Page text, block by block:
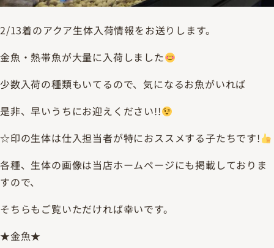
2/13着のアクア生体入荷情報をお送りします。
金魚・熱帯魚が大量に入荷しました
少数入荷の種類もいてるので、気になるお魚がいれば
是非、早いうちにお迎えください!!
☆印の生体は仕入担当者が特におススメする子たちです!
各種、生体の画像は当店ホームページにも掲載しておりま
すので、
そちらもご覧いただければ幸いです。
★金魚★